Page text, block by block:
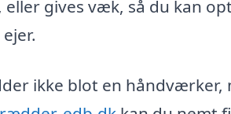
eller gives væk, så du kan
ikke blot en